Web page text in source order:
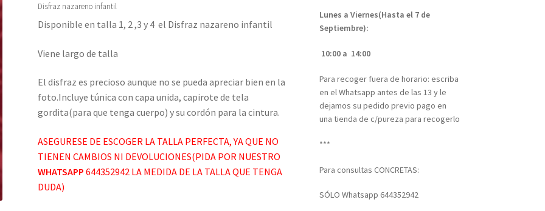
Disfraz nazareno infantil
Disponible en talla 1, 2 ,3 y 4 el Disfraz nazareno infantil
Viene largo de talla
El disfraz es precioso aunque no se pueda apreciar bien en la
foto.Incluye túnica con capa unida, capirote de tela
gordita(para que tenga cuerpo) y su cordón para la cintura.
ASEGURESE DE ESCOGER LA TALLA PERFECTA, YA QUE NO
TIENEN CAMBIOS NI DEVOLUCIONES(PIDA POR NUESTRO
WHATSAPP 644352942 LA MEDIDA DE LA TALLA QUE TENGA
DUDA)
Lunes a Viernes(Hasta el 7 de
Septiembre):
10:00 a 14:00
Para recoger fuera de horario: escriba
en el Whatsapp antes de las 13 y le
dejamos su pedido previo pago en
una tienda de c/pureza para recogerlo
***
Para consultas CONCRETAS:
SÓLO Whatsapp 644352942